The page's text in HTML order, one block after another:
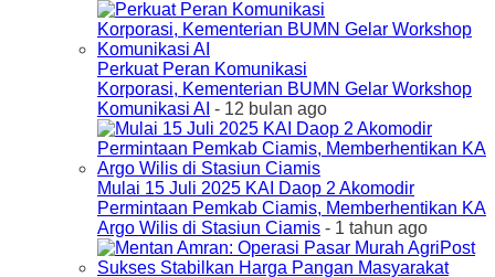
Perkuat Peran Komunikasi
Korporasi, Kementerian BUMN Gelar Workshop
Komunikasi AI - 12 bulan ago
Mulai 15 Juli 2025 KAI Daop 2 Akomodir
Permintaan Pemkab Ciamis, Memberhentikan KA
Argo Wilis di Stasiun Ciamis - 1 tahun ago